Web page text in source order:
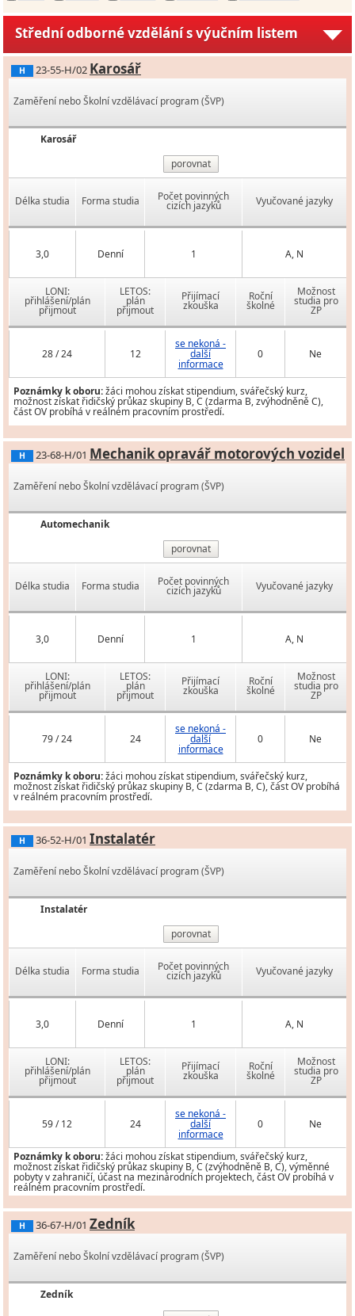
Střední odborné vzdělání s výučním listem
H 23-55-H/02 Karosář
Zaměření nebo Školní vzdělávací program (ŠVP)
Karosář
porovnat
Délka studia Forma studia Počet povinných
cizích jazyků Vyučované jazyky
3,0 Denní 1 A, N
LONI:
přihlášení/plán
přijmout
LETOS:
plán
přijmout
Přijímací
zkouška
Roční
školné
Možnost
studia pro
ZP
28 / 24 12
se nekoná -
další
informace
0 Ne
Poznámky k oboru:žáci mohou získat stipendium, svářečský kurz,
možnost získat řidičský průkaz skupiny B, C (zdarma B, zvýhodněně C),
část OV probíhá v reálném pracovním prostředí.
H 23-68-H/01 Mechanik opravář motorových vozidel
Zaměření nebo Školní vzdělávací program (ŠVP)
Automechanik
porovnat
Délka studia Forma studia Počet povinných
cizích jazyků Vyučované jazyky
3,0 Denní 1 A, N
LONI:
přihlášení/plán
přijmout
LETOS:
plán
přijmout
Přijímací
zkouška
Roční
školné
Možnost
studia pro
ZP
79 / 24 24
se nekoná -
další
informace
0 Ne
Poznámky k oboru:žáci mohou získat stipendium, svářečský kurz,
možnost získat řidičský průkaz skupiny B, C (zdarma B, C), část OV probíhá
v reálném pracovním prostředí.
H 36-52-H/01 Instalatér
Zaměření nebo Školní vzdělávací program (ŠVP)
Instalatér
porovnat
Délka studia Forma studia Počet povinných
cizích jazyků Vyučované jazyky
3,0 Denní 1 A, N
LONI:
přihlášení/plán
přijmout
LETOS:
plán
přijmout
Přijímací
zkouška
Roční
školné
Možnost
studia pro
ZP
59 / 12 24
se nekoná -
další
informace
0 Ne
Poznámky k oboru:žáci mohou získat stipendium, svářečský kurz,
možnost získat řidičský průkaz skupiny B, C (zvýhodněně B, C), výměnné
pobyty v zahraničí, účast na mezinárodních projektech, část OV probíhá v
reálném pracovním prostředí.
H 36-67-H/01 Zedník
Zaměření nebo Školní vzdělávací program (ŠVP)
Zedník